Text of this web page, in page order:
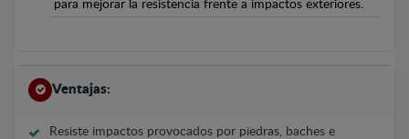
para mejorar la resistencia frente a impactos exteriores.
Ventajas:
Resiste impactos provocados por piedras, baches e